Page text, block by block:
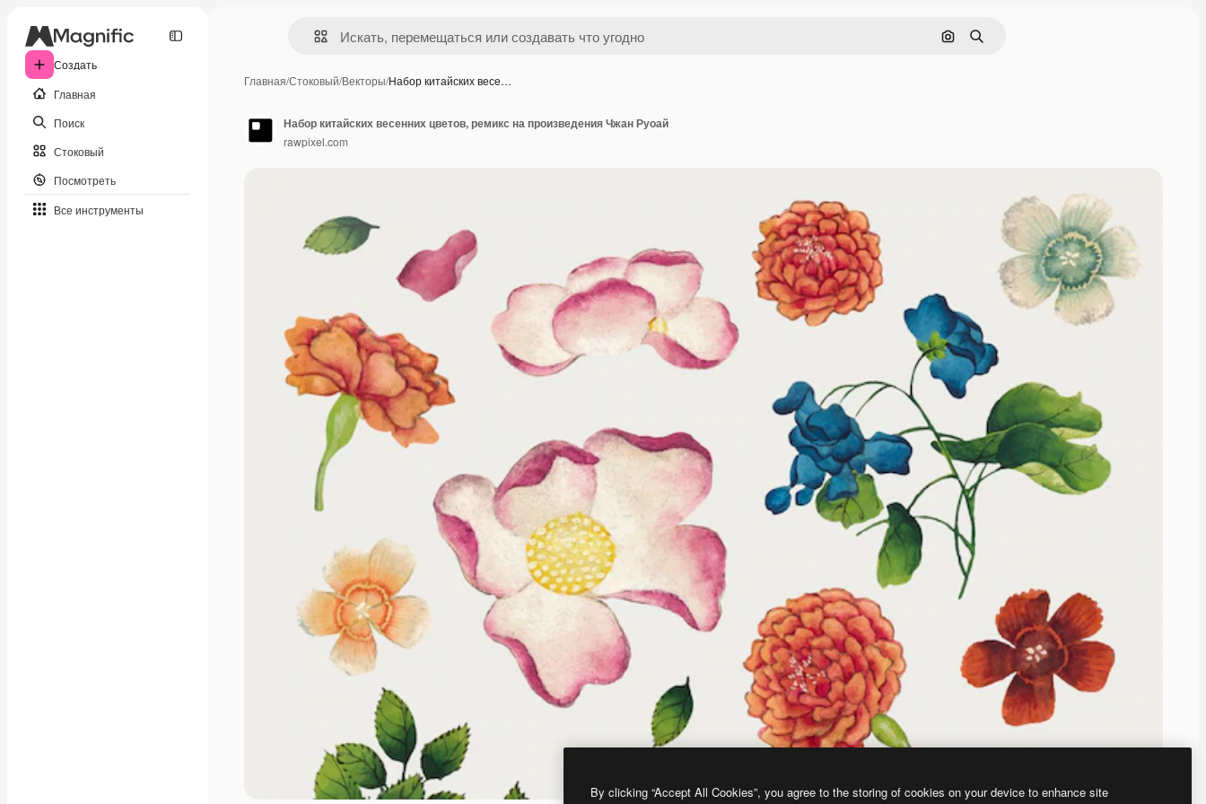
Создать
Главная
Поиск
Стоковый
Посмотреть
Все инструменты
Поиск по изображению
Поиск
Главная/Стоковый/Векторы/Набор китайских весе…
Набор китайских весенних цветов, ремикс на произведения Чжан Руоай
rawpixel.com
By clicking “Accept All Cookies”, you agree to the storing of cookies on your device to enhance site